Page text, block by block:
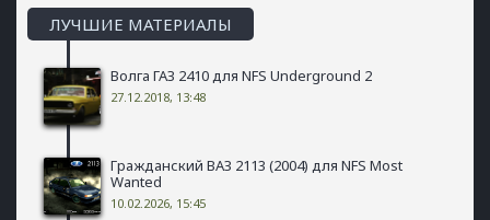
ЛУЧШИЕ МАТЕРИАЛЫ
Волга ГАЗ 2410 для NFS Underground 2
27.12.2018, 13:48
Гражданский ВАЗ 2113 (2004) для NFS Most
Wanted
10.02.2026, 15:45